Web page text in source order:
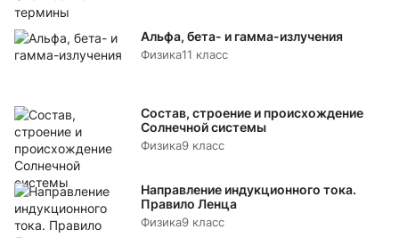
Альфа, бета- и гамма-излучения
Физика11 класс
Состав, строение и происхождение
Солнечной системы
Физика9 класс
Направление индукционного тока.
Правило Ленца
Физика9 класс